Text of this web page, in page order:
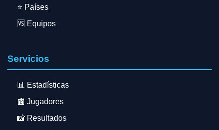
⭐ Países
🆚 Equipos
Servicios
📊 Estadísticas
📰 Jugadores
📸 Resultados